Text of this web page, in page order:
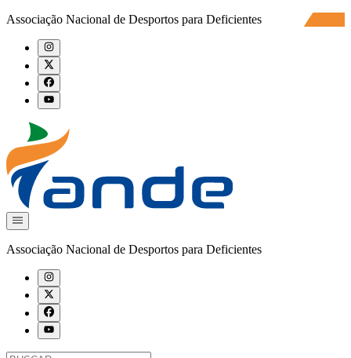
Associação Nacional de Desportos para Deficientes
Associação Nacional de Desportos para Deficientes